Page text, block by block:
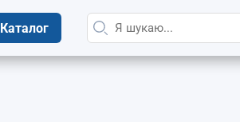
Каталог